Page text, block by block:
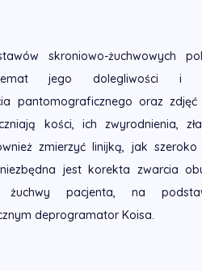
skroniowo-żuchwowych
jego dolegliwości i
pantomograficznego oraz
kości, ich zwyrodnienia,
zmierzyć linijką, jak
jest korekta zwarcia
pacjenta, na
deprogramator Koisa.